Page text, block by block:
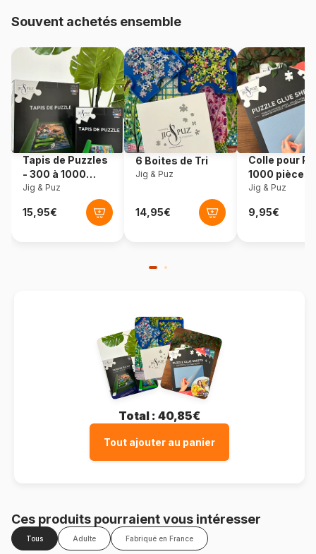
Provenance Pologne
Castorland-103027
EAN 5904438103027
Nombre de pièces 1000 pièces
Dimensions 68 x 47 cm
Souvent achetés ensemble
Tapis de Puzzles
- 300 à 1000
pièces
Jig & Puz
6 Boites de Tri
Jig & Puz
Colle pour
1000 pièces
Jig & Puz
Total : 40,85€
Tout ajouter au panier
Ces produits pourraient vous intéresser
Tous Adulte Fabriqué en France